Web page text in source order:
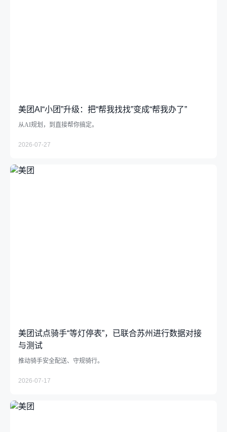
美团AI“小团”升级：把“帮我找找”变成“帮我办了”
从AI规划，到直接帮你搞定。
2026-07-27
美团试点骑手“等灯停表”，已联合苏州进行数据对接
与测试
推动骑手安全配送、守规骑行。
2026-07-17